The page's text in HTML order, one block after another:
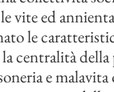
vite ed
le
centralità
e malavita